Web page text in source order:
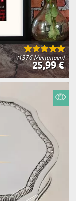
(1376 Meinungen)
25,99 €